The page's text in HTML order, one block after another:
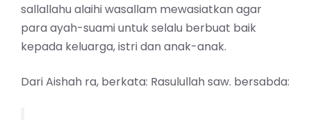
sallallahu alaihi wasallam mewasiatkan agar
para ayah-suami untuk selalu berbuat baik
kepada keluarga, istri dan anak-anak.
Dari Aishah ra, berkata: Rasulullah saw. bersabda: